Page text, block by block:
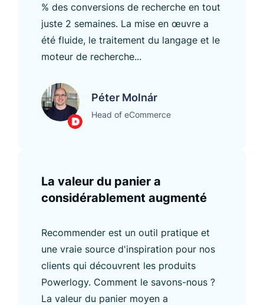
% des conversions de recherche en tout
juste 2 semaines. La mise en œuvre a
été fluide, le traitement du langage et le
moteur de recherche...
Péter Molnár
Head of eCommerce
La valeur du panier a
considérablement augmenté
Recommender est un outil pratique et
une vraie source d'inspiration pour nos
clients qui découvrent les produits
Powerlogy. Comment le savons-nous ?
La valeur du panier moyen a